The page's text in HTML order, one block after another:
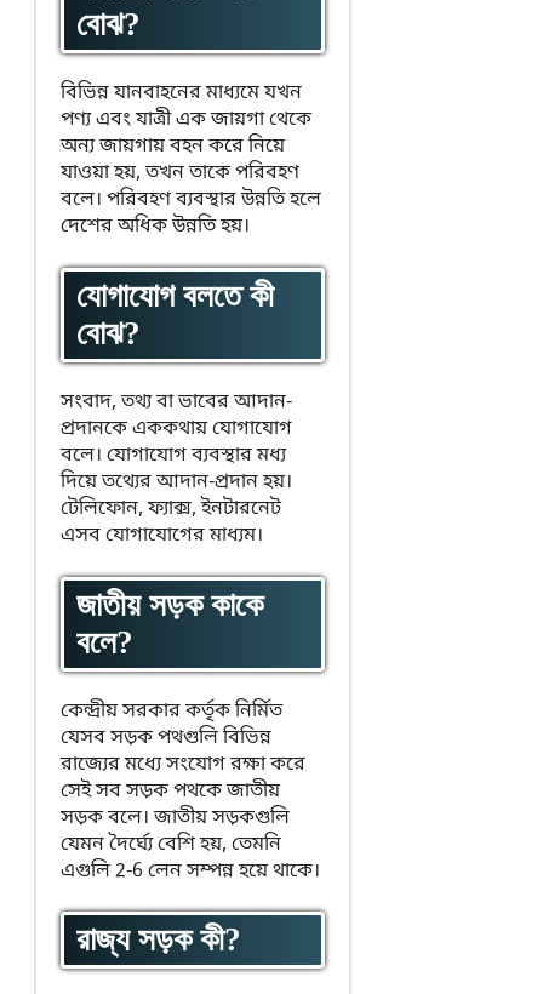
বোঝ?
বিভিন্ন যানবাহনের মাধ্যমে যখন
পণ্য এবং যাত্রী এক জায়গা থেকে
অন্য জায়গায় বহন করে নিয়ে
যাওয়া হয়, তখন তাকে পরিবহণ
বলে। পরিবহণ ব্যবস্থার উন্নতি হলে
দেশের অধিক উন্নতি হয়।
যোগাযোগ বলতে কী
বোঝ?
সংবাদ, তথ্য বা ভাবের আদান-
প্রদানকে এককথায় যোগাযোগ
বলে। যোগাযোগ ব্যবস্থার মধ্য
দিয়ে তথ্যের আদান-প্রদান হয়।
টেলিফোন, ফ্যাক্স, ইনটারনেট
এসব যোগাযোগের মাধ্যম।
জাতীয় সড়ক কাকে
বলে?
কেন্দ্রীয় সরকার কর্তৃক নির্মিত
যেসব সড়ক পথগুলি বিভিন্ন
রাজ্যের মধ্যে সংযোগ রক্ষা করে
সেই সব সড়ক পথকে জাতীয়
সড়ক বলে। জাতীয় সড়কগুলি
যেমন দৈর্ঘ্যে বেশি হয়, তেমনি
এগুলি 2-6 লেন সম্পন্ন হয়ে থাকে।
রাজ্য সড়ক কী?